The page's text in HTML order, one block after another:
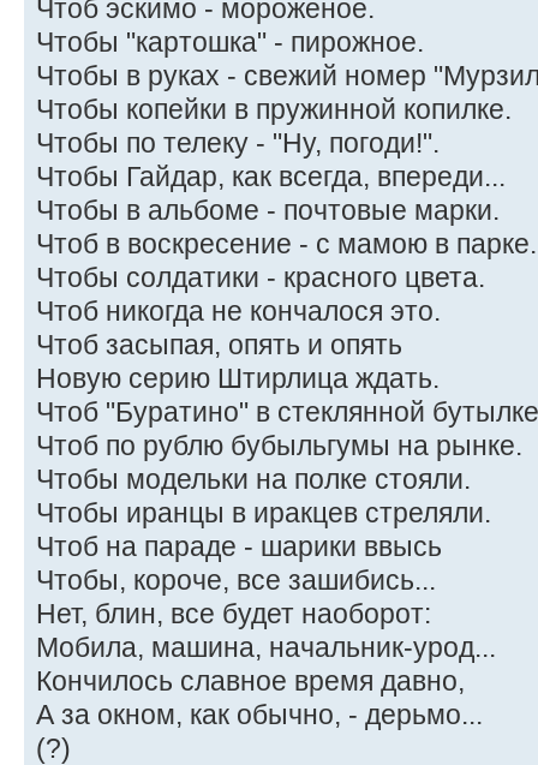
Чтоб эскимо - мороженое.
Чтобы "картошка" - пирожное.
Чтобы в руках - свежий номер
Чтобы копейки в пружинной копилке.
Чтобы по телеку - "Ну, погоди!".
Чтобы Гайдар, как всегда, впереди...
Чтобы в альбоме - почтовые марки.
Чтоб в воскресение - с мамою в парке.
Чтобы солдатики - красного цвета.
Чтоб никогда не кончалося это.
Чтоб засыпая, опять и опять
Новую серию Штирлица ждать.
Чтоб "Буратино" в стеклянной
Чтоб по рублю бубыльгумы на рынке.
Чтобы модельки на полке стояли.
Чтобы иранцы в иракцев стреляли.
Чтоб на параде - шарики ввысь
Чтобы, короче, все зашибись...
Нет, блин, все будет наоборот:
Мобила, машина, начальник-урод...
Кончилось славное время давно,
А за окном, как обычно, - дерьмо...
(?)